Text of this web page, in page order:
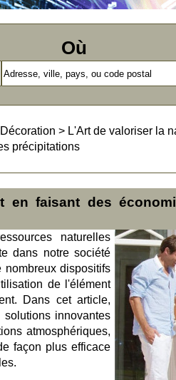
Où
> L'Art de valoriser la
précipitations
en faisant des
naturelles
dans notre société
nombreux dispositifs
de l'élément
Dans cet article,
innovantes
atmosphériques,
façon plus efficace